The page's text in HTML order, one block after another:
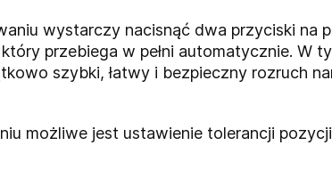
wystarczy nacisnąć dwa przyciski na
przebiega w pełni automatycznie. W
szybki, łatwy i bezpieczny rozruch
możliwe jest ustawienie tolerancji